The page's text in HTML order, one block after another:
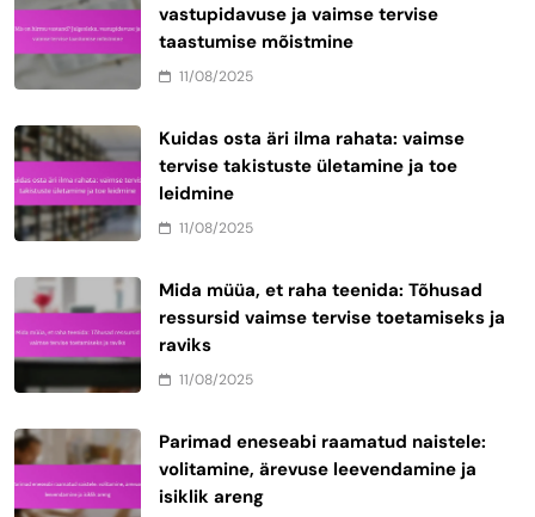
vastupidavuse ja vaimse tervise
taastumise mõistmine
11/08/2025
Kuidas osta äri ilma rahata: vaimse
tervise takistuste ületamine ja toe
leidmine
11/08/2025
Mida müüa, et raha teenida: Tõhusad
ressursid vaimse tervise toetamiseks ja
raviks
11/08/2025
Parimad eneseabi raamatud naistele:
volitamine, ärevuse leevendamine ja
isiklik areng